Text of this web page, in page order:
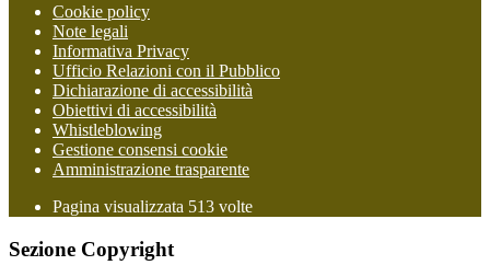
Cookie policy
Note legali
Informativa Privacy
Ufficio Relazioni con il Pubblico
Dichiarazione di accessibilità
Obiettivi di accessibilità
Whistleblowing
Gestione consensi cookie
Amministrazione trasparente
Pagina visualizzata 513 volte
Sezione Copyright